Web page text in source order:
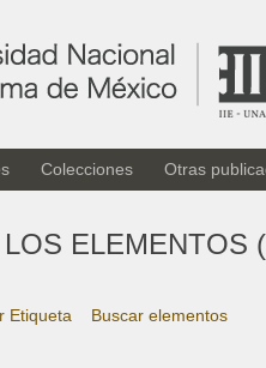
Colecciones Otras
ELEMENTOS
Etiqueta Buscar elementos